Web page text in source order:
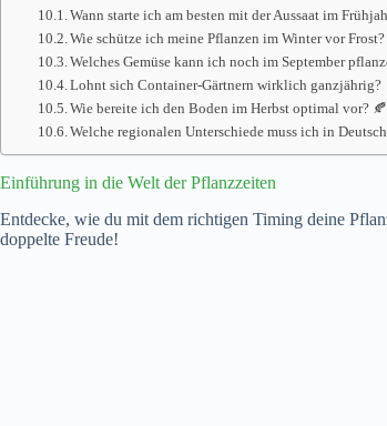
Wann starte ich am besten mit der Aussaat im
Wie schütze ich meine Pflanzen im Winter vor
Welches Gemüse kann ich noch im September
Lohnt sich Container-Gärtnern wirklich ganzjährig?
Wie bereite ich den Boden im Herbst optimal vor? 🍂
Welche regionalen Unterschiede muss ich in
Einführung in die Welt der Pflanzzeiten
Entdecke, wie du mit dem richtigen Timing deine
doppelte Freude!